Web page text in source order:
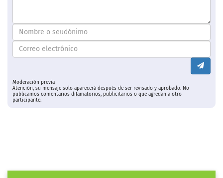
Moderación previa
Atención, su mensaje solo aparecerá después de ser revisado y aprobado. No
publicamos comentarios difamatorios, publicitarios o que agredan a otro
participante.